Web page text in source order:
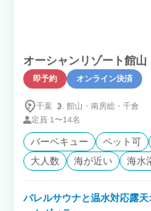
オーシャンリゾート館
即予約 オンライン決済
千葉 館山・ 南房総・ 千倉
定員 1〜14名
バーベキュー ペット可
大人数
海が近い 海水
バレルサウナと温水対応露